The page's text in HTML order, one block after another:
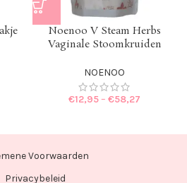
Noenoo V Steam Herbs
Vaginale Stoomkruiden
NOENOO
€12,95– €58,27
Voorwaarden
Privacybeleid